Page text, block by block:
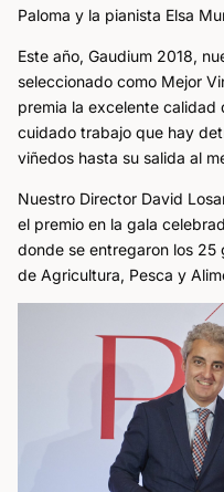
Paloma y la pianista Elsa
Este año, Gaudium 2018,
seleccionado como Mejor
premia la excelente
cuidado trabajo que hay
viñedos hasta su salida al
Nuestro Director David
el premio en la gala
donde se entregaron los 25
de Agricultura, Pesca y